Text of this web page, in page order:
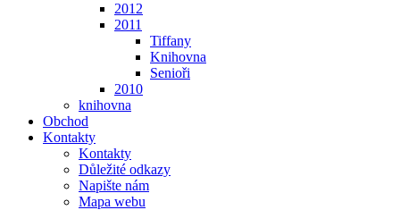
2012
2011
Tiffany
Knihovna
Senioři
2010
knihovna
Obchod
Kontakty
Kontakty
Důležité odkazy
Napište nám
Mapa webu